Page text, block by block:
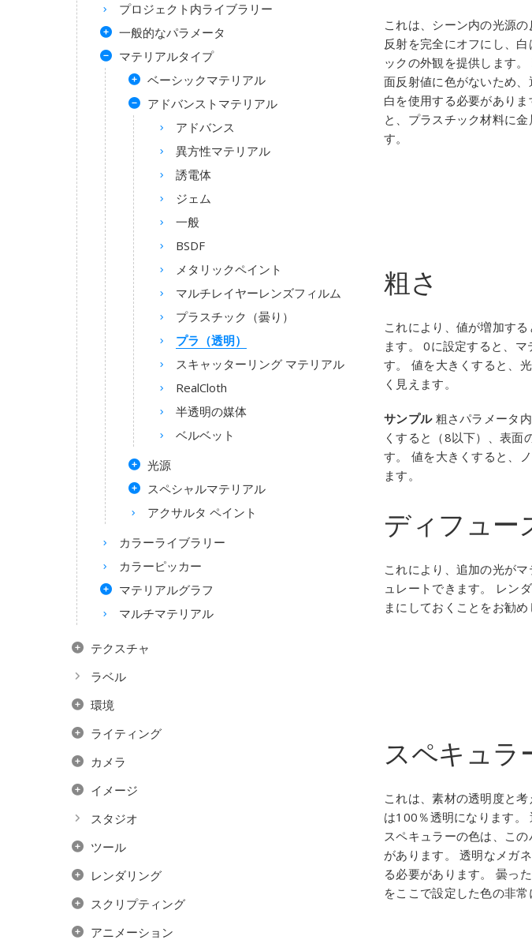
プロジェクト内ライブラリー
一般的なパラメータ
マテリアルタイプ
ベーシックマテリアル
アドバンストマテリアル
アドバンス
異方性マテリアル
誘電体
ジェム
一般
BSDF
メタリックペイント
マルチレイヤーレンズフィルム
プラスチック（曇り）
プラ（透明）
スキャッターリング マテリアル
RealCloth
半透明の媒体
ベルベット
光源
スペシャルマテリアル
アクサルタ ペイント
カラーライブラリー
カラーピッカー
マテリアルグラフ
マルチマテリアル
テクスチャ
ラベル
環境
ライティング
カメラ
イメージ
スタジオ
ツール
レンダリング
スクリプティング
アニメーション
これは、シーン内の光源
反射を完全にオフにし、
ックの外観を提供します
面反射値に色がないため
白を使用する必要があり
と、プラスチック材料に
す。
粗さ
これにより、値が増加す
ます。 0に設定すると、
す。 値を大きくすると、
く見えます。
サンプル 粗さパラメータ
くすると（8以下）、表面
す。 値を大きくすると、
ます。
ディフュー
これにより、追加の光が
ュレートできます。 レン
まにしておくことをお勧め
スペキュラ
これは、素材の透明度と
は100％透明になります。
スペキュラーの色は、こ
があります。 透明なメガ
る必要があります。 曇っ
をここで設定した色の非常